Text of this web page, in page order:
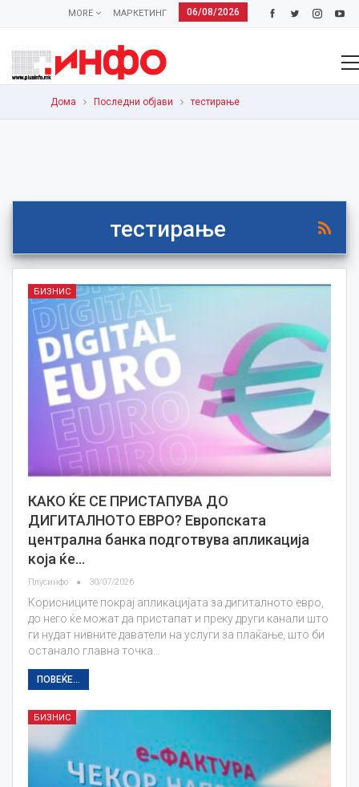
06/08/2026
МАРКЕТИНГ
MORE
Дома Последни објави тестирање
тестирање
БИЗНИС
КАКО ЌЕ СЕ ПРИСТАПУВА ДО
ДИГИТАЛНОТО ЕВРО? Европската
централна банка подготвува апликација
која ќе…
Плусинфо 30/07/2026
Корисниците покрај апликацијата за дигиталното евро,
до него ќе можат да пристапат и преку други канали што
ги нудат нивните даватели на услуги за плаќање, што би
останало главна точка…
ПОВЕЌЕ...
БИЗНИС